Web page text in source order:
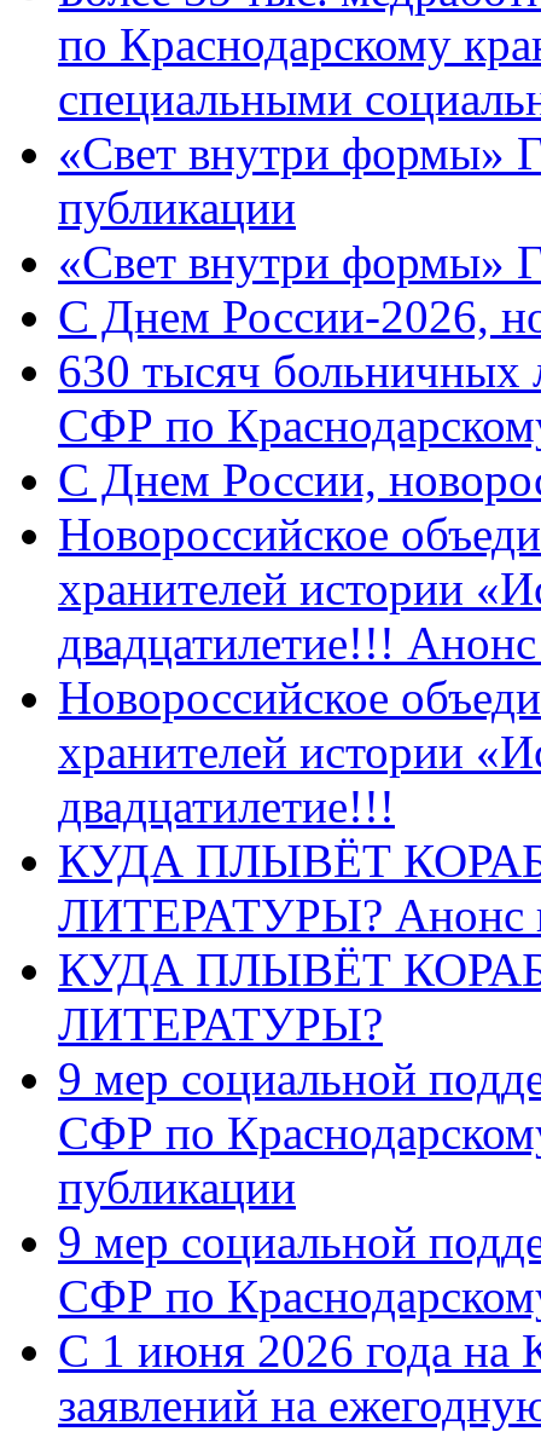
по Краснодарскому
специальными
«Свет внутри формы»
публикации
«Свет внутри формы»
C Днем России-2026,
630 тысяч больничных
СФР по
C Днем России,
Новороссийское
хранителей истории
двадцатилетие!!!
Новороссийское
хранителей истории
двадцатилетие!!!
КУДА ПЛЫВЁТ
ЛИТЕРАТУРЫ? Анонс
КУДА ПЛЫВЁТ
ЛИТЕРАТУРЫ?
9 мер социальной
СФР по
публикации
9 мер социальной
СФР по
С 1 июня 2026 года на
заявлений на